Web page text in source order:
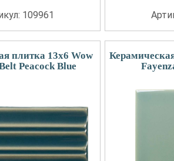
109961
плитка 13x6 Wow
Peacock Blue